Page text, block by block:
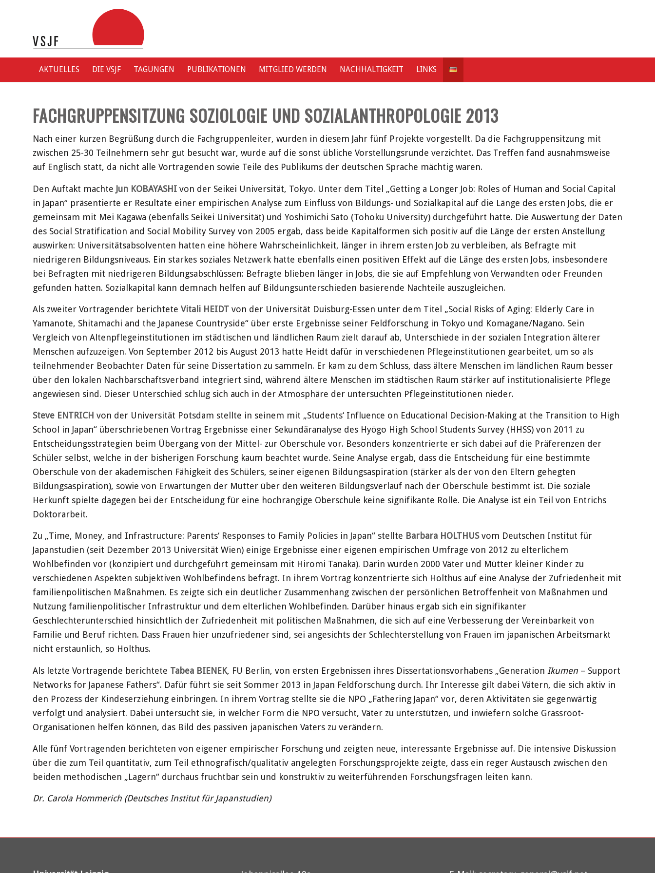
AKTUELLES DIE VSJF TAGUNGEN PUBLIKATIONEN MITGLIED WERDEN NACHHALTIGKEIT LINKS
FACHGRUPPENSITZUNG SOZIOLOGIE UND SOZIALANTHROPOLOGIE 2013
Nach einer kurzen Begrüßung durch die Fachgruppenleiter, wurden in diesem Jahr fünf Projekte vorgestellt. Da die Fachgruppensitzung mit
zwischen 25-30 Teilnehmern sehr gut besucht war, wurde auf die sonst übliche Vorstellungsrunde verzichtet. Das Treffen fand ausnahmsweise
auf Englisch statt, da nicht alle Vortragenden sowie Teile des Publikums der deutschen Sprache mächtig waren.
Den Auftakt machte Jun KOBAYASHI von der Seikei Universität, Tokyo. Unter dem Titel „Getting a Longer Job: Roles of Human and Social Capital
in Japan“ präsentierte er Resultate einer empirischen Analyse zum Einfluss von Bildungs- und Sozialkapital auf die Länge des ersten Jobs, die er
gemeinsam mit Mei Kagawa (ebenfalls Seikei Universität) und Yoshimichi Sato (Tohoku University) durchgeführt hatte. Die Auswertung der Daten
des Social Stratification and Social Mobility Survey von 2005 ergab, dass beide Kapitalformen sich positiv auf die Länge der ersten Anstellung
auswirken: Universitätsabsolventen hatten eine höhere Wahrscheinlichkeit, länger in ihrem ersten Job zu verbleiben, als Befragte mit
niedrigeren Bildungsniveaus. Ein starkes soziales Netzwerk hatte ebenfalls einen positiven Effekt auf die Länge des ersten Jobs, insbesondere
bei Befragten mit niedrigeren Bildungsabschlüssen: Befragte blieben länger in Jobs, die sie auf Empfehlung von Verwandten oder Freunden
gefunden hatten. Sozialkapital kann demnach helfen auf Bildungsunterschieden basierende Nachteile auszugleichen.
Als zweiter Vortragender berichtete Vitali HEIDT von der Universität Duisburg-Essen unter dem Titel „Social Risks of Aging: Elderly Care in
Yamanote, Shitamachi and the Japanese Countryside“ über erste Ergebnisse seiner Feldforschung in Tokyo und Komagane/Nagano. Sein
Vergleich von Altenpflegeinstitutionen im städtischen und ländlichen Raum zielt darauf ab, Unterschiede in der sozialen Integration älterer
Menschen aufzuzeigen. Von September 2012 bis August 2013 hatte Heidt dafür in verschiedenen Pflegeinstitutionen gearbeitet, um so als
teilnehmender Beobachter Daten für seine Dissertation zu sammeln. Er kam zu dem Schluss, dass ältere Menschen im ländlichen Raum besser
über den lokalen Nachbarschaftsverband integriert sind, während ältere Menschen im städtischen Raum stärker auf institutionalisierte Pflege
angewiesen sind. Dieser Unterschied schlug sich auch in der Atmosphäre der untersuchten Pflegeinstitutionen nieder.
Steve ENTRICH von der Universität Potsdam stellte in seinem mit „Students‘ Influence on Educational Decision-Making at the Transition to High
School in Japan“ überschriebenen Vortrag Ergebnisse einer Sekundäranalyse des Hyōgo High School Students Survey (HHSS) von 2011 zu
Entscheidungsstrategien beim Übergang von der Mittel- zur Oberschule vor. Besonders konzentrierte er sich dabei auf die Präferenzen der
Schüler selbst, welche in der bisherigen Forschung kaum beachtet wurde. Seine Analyse ergab, dass die Entscheidung für eine bestimmte
Oberschule von der akademischen Fähigkeit des Schülers, seiner eigenen Bildungsaspiration (stärker als der von den Eltern gehegten
Bildungsaspiration), sowie von Erwartungen der Mutter über den weiteren Bildungsverlauf nach der Oberschule bestimmt ist. Die soziale
Herkunft spielte dagegen bei der Entscheidung für eine hochrangige Oberschule keine signifikante Rolle. Die Analyse ist ein Teil von Entrichs
Doktorarbeit.
Zu „Time, Money, and Infrastructure: Parents‘ Responses to Family Policies in Japan“ stellte Barbara HOLTHUSvom Deutschen Institut für
Japanstudien (seit Dezember 2013 Universität Wien) einige Ergebnisse einer eigenen empirischen Umfrage von 2012 zu elterlichem
Wohlbefinden vor (konzipiert und durchgeführt gemeinsam mit Hiromi Tanaka). Darin wurden 2000 Väter und Mütter kleiner Kinder zu
verschiedenen Aspekten subjektiven Wohlbefindens befragt. In ihrem Vortrag konzentrierte sich Holthus auf eine Analyse der Zufriedenheit mit
familienpolitischen Maßnahmen. Es zeigte sich ein deutlicher Zusammenhang zwischen der persönlichen Betroffenheit von Maßnahmen und
Nutzung familienpolitischer Infrastruktur und dem elterlichen Wohlbefinden. Darüber hinaus ergab sich ein signifikanter
Geschlechterunterschied hinsichtlich der Zufriedenheit mit politischen Maßnahmen, die sich auf eine Verbesserung der Vereinbarkeit von
Familie und Beruf richten. Dass Frauen hier unzufriedener sind, sei angesichts der Schlechterstellung von Frauen im japanischen Arbeitsmarkt
nicht erstaunlich, so Holthus.
Als letzte Vortragende berichtete Tabea BIENEK, FU Berlin, von ersten Ergebnissen ihres Dissertationsvorhabens „Generation Ikumen – Support
Networks for Japanese Fathers“. Dafür führt sie seit Sommer 2013 in Japan Feldforschung durch. Ihr Interesse gilt dabei Vätern, die sich aktiv in
den Prozess der Kindeserziehung einbringen. In ihrem Vortrag stellte sie die NPO „Fathering Japan“ vor, deren Aktivitäten sie gegenwärtig
verfolgt und analysiert. Dabei untersucht sie, in welcher Form die NPO versucht, Väter zu unterstützen, und inwiefern solche Grassroot-
Organisationen helfen können, das Bild des passiven japanischen Vaters zu verändern.
Alle fünf Vortragenden berichteten von eigener empirischer Forschung und zeigten neue, interessante Ergebnisse auf. Die intensive Diskussion
über die zum Teil quantitativ, zum Teil ethnografisch/qualitativ angelegten Forschungsprojekte zeigte, dass ein reger Austausch zwischen den
beiden methodischen „Lagern“ durchaus fruchtbar sein und konstruktiv zu weiterführenden Forschungsfragen leiten kann.
Dr. Carola Hommerich (Deutsches Institut für Japanstudien)